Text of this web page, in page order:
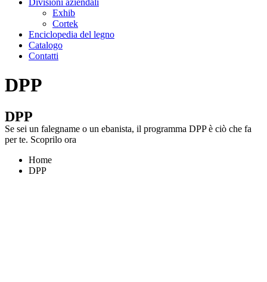
Divisioni aziendali
Exhib
Cortek
Enciclopedia del legno
Catalogo
Contatti
DPP
DPP
Se sei un falegname o un ebanista, il programma DPP è ciò che fa
per te. Scoprilo ora
Home
DPP